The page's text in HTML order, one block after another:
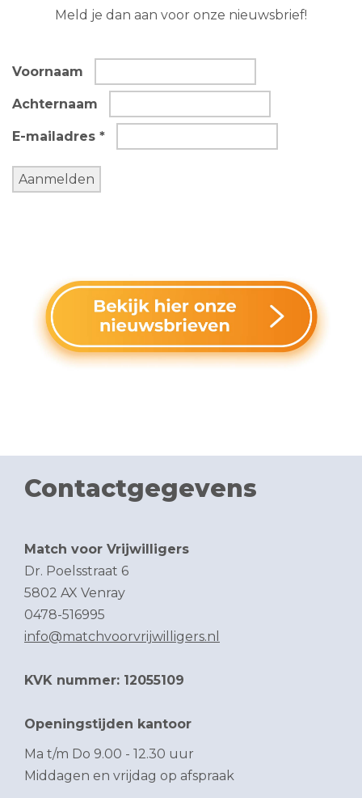
Meld je dan aan voor onze nieuwsbrief!
Voornaam
Achternaam
E-mailadres *
Contactgegevens
Match voor Vrijwilligers
Dr. Poelsstraat 6
5802 AX Venray
0478-516995
info@matchvoorvrijwilligers.nl
KVK nummer: 12055109
Openingstijden kantoor
Ma t/m Do 9.00 - 12.30 uur
Middagen en vrijdag op afspraak